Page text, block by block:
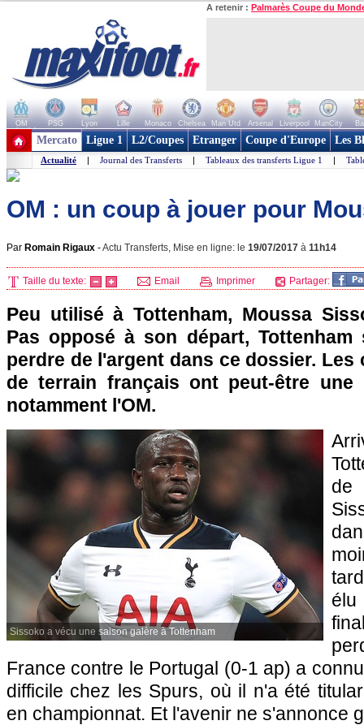
A retenir : Palmarès Coupe du
OM PSG Lyon Lille Monaco Chelsea Man Utd Arsenal Liverpool ManCity
+ de clubs
Mercato Ligue 1 L2/Coupes Etranger Coupe d'Europe Les
Actualité | Journal des Transferts | Tableaux des transferts Ligue 1 |
OM : un coup à jouer pour
Par Romain Rigaux -Actu Transferts, Mise en ligne: le 19/07/2017 à 11h14
Taille du texte: Email Imprimer Partager:
Peu utilisé à Tottenham, Moussa
Pas opposé à son départ,
perdre de l'argent dans ce dossier.
de terrain français ont peut-être une
notamment l'OM.
Sissoko a vécu une saison galère à Tottenham
de
élu
France contre le Portugal (0-1 ap) a
difficile chez les Spurs, où il n'a été
en championnat. Et l'avenir ne s'annonce